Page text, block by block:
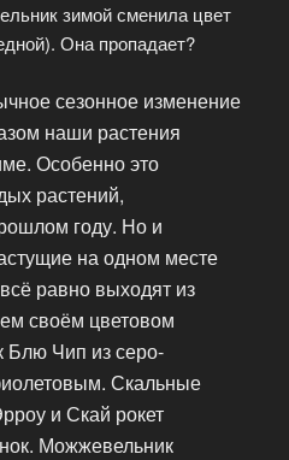
зимой сменила цвет
Она пропадает?
сезонное изменение
наши растения
Особенно это
растений,
году. Но и
на одном месте
равно выходят из
своём цветовом
Блю Чип из серо-
Скальные
и Скай рокет
Можжевельник